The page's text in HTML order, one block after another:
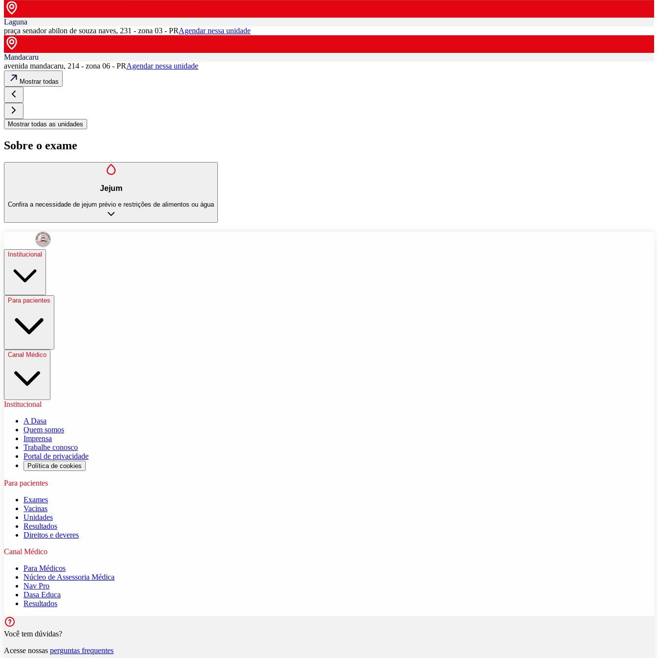
Laguna
praça senador abilon de souza naves, 231 - zona 03 - PRAgendar nessa unidade
Mandacaru
avenida mandacaru, 214 - zona 06 - PRAgendar nessa unidade
Mostrar todas
Mostrar todas as unidades
Sobre o exame
Jejum
Confira a necessidade de jejum prévio e restrições de alimentos ou água
Institucional
Para pacientes
Canal Médico
Institucional
A Dasa
Quem somos
Imprensa
Trabalhe conosco
Portal de privacidade
Política de cookies
Para pacientes
Exames
Vacinas
Unidades
Resultados
Direitos e deveres
Canal Médico
Para Médicos
Núcleo de Assessoria Médica
Nav Pro
Dasa Educa
Resultados
Você tem dúvidas?
Acesse nossas perguntas frequentes